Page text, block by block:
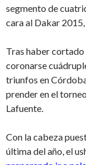
segmento de
cara al Dakar
Tras haber
coronarse
triunfos en
prender en el
Lafuente.
Con la cabeza
última del año, el